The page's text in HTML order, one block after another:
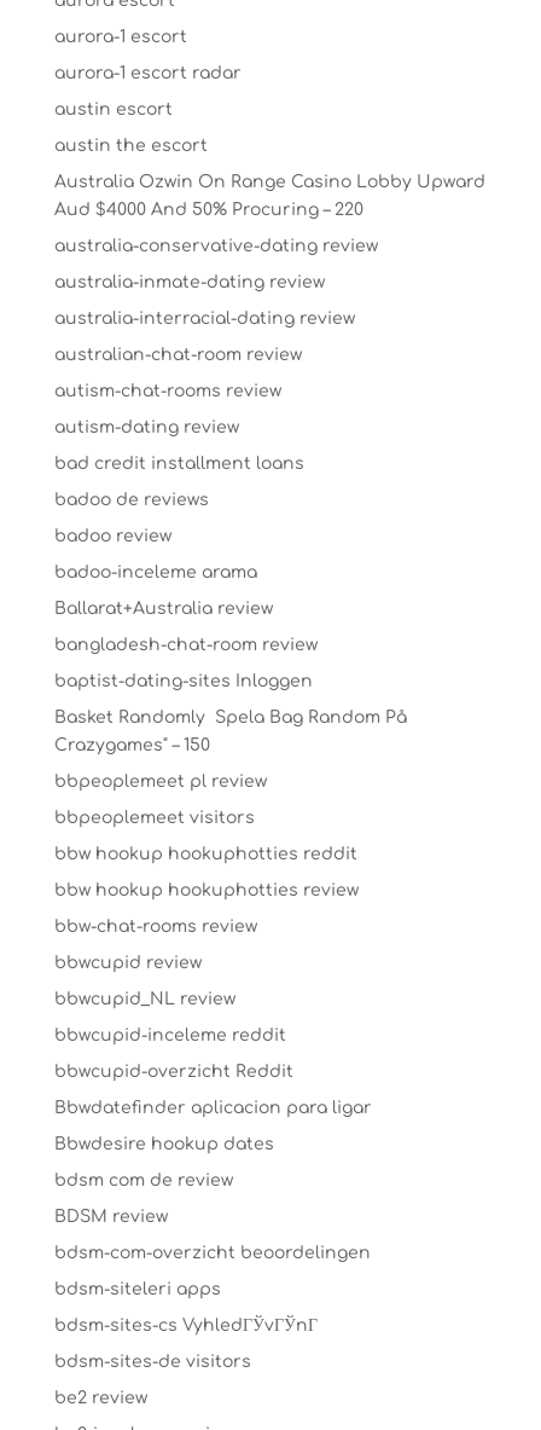
aurora-1 escort
aurora-1 escort radar
austin escort
austin the escort
Australia Ozwin On Range Casino Lobby Upward
Aud $4000 And 50% Procuring – 220
australia-conservative-dating review
australia-inmate-dating review
australia-interracial-dating review
australian-chat-room review
autism-chat-rooms review
autism-dating review
bad credit installment loans
badoo de reviews
badoo review
badoo-inceleme arama
Ballarat+Australia review
bangladesh-chat-room review
baptist-dating-sites Inloggen
Basket Randomly ️ Spela Bag Random På
Crazygames" – 150
bbpeoplemeet pl review
bbpeoplemeet visitors
bbw hookup hookuphotties reddit
bbw hookup hookuphotties review
bbw-chat-rooms review
bbwcupid review
bbwcupid_NL review
bbwcupid-inceleme reddit
bbwcupid-overzicht Reddit
Bbwdatefinder aplicacion para ligar
Bbwdesire hookup dates
bdsm com de review
BDSM review
bdsm-com-overzicht beoordelingen
bdsm-siteleri apps
bdsm-sites-cs VyhledГЎvГЎnГ­
bdsm-sites-de visitors
be2 review